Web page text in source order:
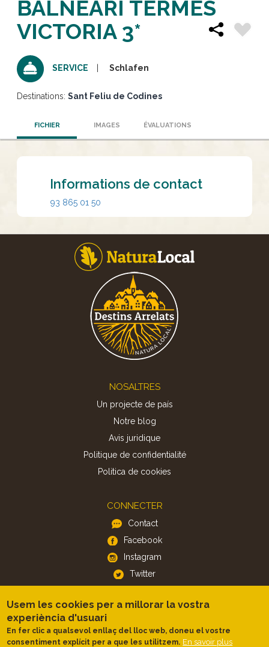
BALNEARI TERMES
VICTORIA 3*
SERVICE Schlafen
Destinations: Sant Feliu de Codines
FICHIER IMAGES ÉVALUATIONS
Informations de contact
93 865 01 50
NOSALTRES
Un projecte de país
Notre blog
Avis juridique
Politique de confidentialité
Politica de cookies
CONNECTER
Contact
Facebook
Instagram
Twitter
APP
iOS
Android
Usem les cookies per a millorar la vostra
experiència d'usuari
En fer clic a qualsevol enllaç del lloc web, doneu el vostre
consentiment explícit per a que les utilitzem. En savoir plus